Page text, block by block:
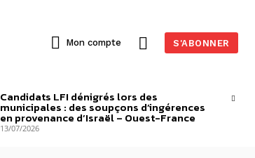
Mon compte S'ABONNER
Candidats LFI dénigrés lors des
municipales : des soupçons d’ingérences
en provenance d’Israël – Ouest-France
13/07/2026